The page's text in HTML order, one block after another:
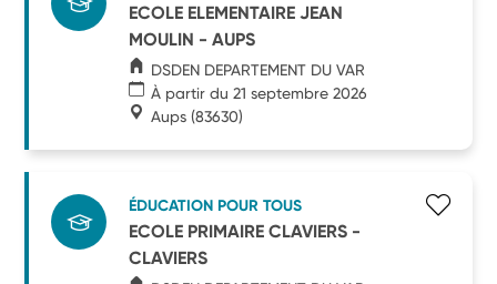
ECOLE ELEMENTAIRE JEAN
MOULIN - AUPS
DSDEN DEPARTEMENT DU VAR
À partir du 21 septembre 2026
Aups (83630)
ÉDUCATION POUR TOUS
ECOLE PRIMAIRE CLAVIERS -
CLAVIERS